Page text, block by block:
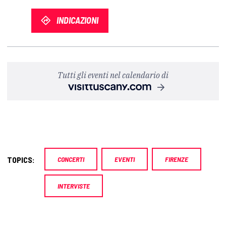
INDICAZIONI
Tutti gli eventi nel calendario di
TOPICS: CONCERTI EVENTI FIRENZE
INTERVISTE